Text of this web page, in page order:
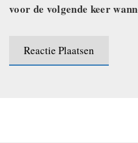
voor de volgende keer